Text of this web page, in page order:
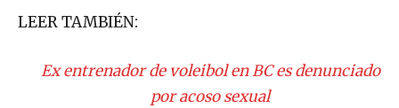
LEER TAMBIÉN:
Ex entrenador de voleibol en BC es denunciado
por acoso sexual